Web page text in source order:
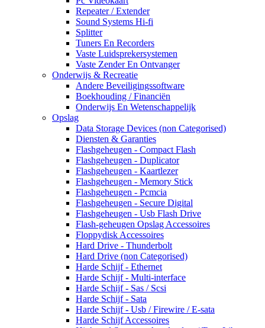
Repeater / Extender
Sound Systems Hi-fi
Splitter
Tuners En Recorders
Vaste Luidsprekersystemen
Vaste Zender En Ontvanger
Onderwijs & Recreatie
Andere Beveiligingssoftware
Boekhouding / Financiën
Onderwijs En Wetenschappelijk
Opslag
Data Storage Devices (non Categorised)
Diensten & Garanties
Flashgeheugen - Compact Flash
Flashgeheugen - Duplicator
Flashgeheugen - Kaartlezer
Flashgeheugen - Memory Stick
Flashgeheugen - Pcmcia
Flashgeheugen - Secure Digital
Flashgeheugen - Usb Flash Drive
Flash-geheugen Opslag Accessoires
Floppydisk Accessoires
Hard Drive - Thunderbolt
Hard Drive (non Categorised)
Harde Schijf - Ethernet
Harde Schijf - Multi-interface
Harde Schijf - Sas / Scsi
Harde Schijf - Sata
Harde Schijf - Usb / Firewire / E-sata
Harde Schijf Accessoires